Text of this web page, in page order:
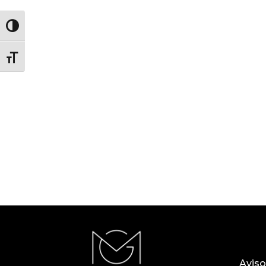
Alternar alto contraste
Alternar tamaño de letra